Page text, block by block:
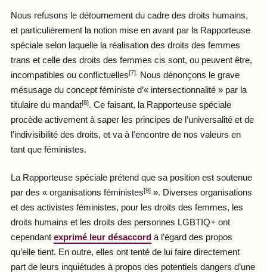
Nous refusons le détournement du cadre des droits humains,
et particulièrement la notion mise en avant par la Rapporteuse
spéciale selon laquelle la réalisation des droits des femmes
trans et celle des droits des femmes cis sont, ou peuvent être,
incompatibles ou conflictuelles[7].
Nous dénonçons le grave
mésusage du concept féministe d’« intersectionnalité » par la
titulaire du mandat[8]. Ce faisant, la Rapporteuse spéciale
procède activement à saper les principes de l’universalité et de
l’indivisibilité des droits, et va à l’encontre de nos valeurs en
tant que féministes.
La Rapporteuse spéciale prétend que sa position est soutenue
par des « organisations féministes[9]». Diverses organisations
et des activistes féministes, pour les droits des femmes, les
droits humains et les droits des personnes LGBTIQ+ ont
cependant exprimé leur désaccord à l’égard des propos
qu’elle tient. En outre, elles ont tenté de lui faire directement
part de leurs inquiétudes à propos des potentiels dangers d’une